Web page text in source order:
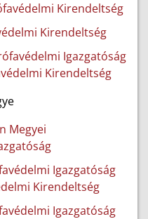
Kirendeltség
Kirendeltség
Igazgatóság
Kirendeltség
Megyei
Igazgatóság
Kirendeltség
Igazgatóság